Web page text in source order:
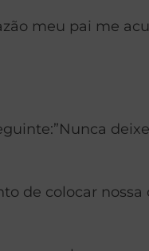
meu pai me
de colocar